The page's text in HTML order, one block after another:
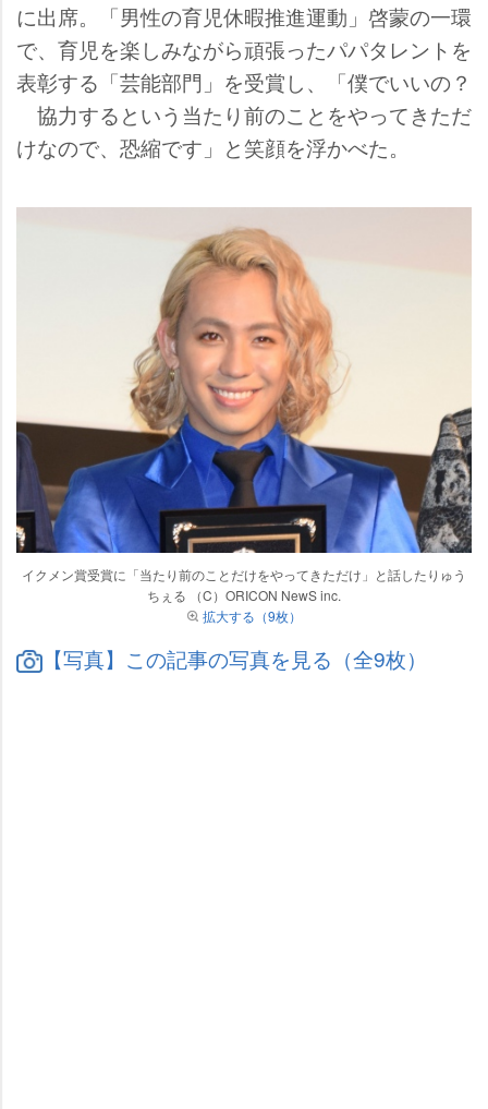
に出席。「男性の育児休暇推進運動」啓蒙の一環
で、育児を楽しみながら頑張ったパパタレントを
表彰する「芸能部門」を受賞し、「僕でいいの？
協力するという当たり前のことをやってきただ
けなので、恐縮です」と笑顔を浮かべた。
イクメン賞受賞に「当たり前のことだけをやってきただけ」と話したりゅう
ちぇる （C）ORICON NewS inc.
拡大する（9枚）
【写真】この記事の写真を見る（全9枚）